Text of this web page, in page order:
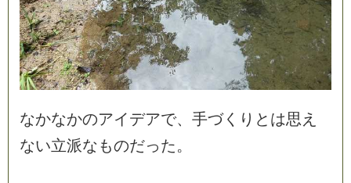
なかなかのアイデアで、 手づく り と は思 え
ない立派なものだった。